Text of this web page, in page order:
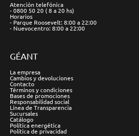
Atención telefónica
- 0800 50 20 ( 8 a 20 hs)
Horarios
- Parque Roosevelt: 8:00 a 22:00
- Nuevocentro: 8:00 a 22:00
GÉANT
La empresa
Cambios y devoluciones
Contacto
Términos y condiciones
Bases de promociones
Responsabilidad social
Línea de Transparencia
Sucursales
Catálogo
Política energética
Política de privacidad